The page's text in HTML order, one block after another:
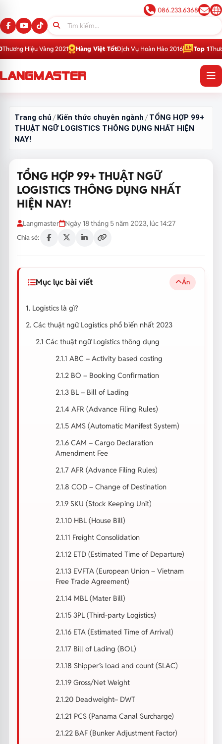
086.233.6368
Hàng Việt TốtDịch Vụ Hoàn Hảo 2016 Top 1 Thương Hiệu Giáo Dục
Trang chủ /Kiến thức chuyên ngành /TỔNG HỢP 99+
THUẬT NGỮ LOGISTICS THÔNG DỤNG NHẤT HIỆN
NAY!
TỔNG HỢP 99+ THUẬT NGỮ
LOGISTICS THÔNG DỤNG NHẤT
HIỆN NAY!
Langmaster Ngày 18 tháng 5 năm 2023, lúc 14:27
Chia sẻ:
Mục lục bài viết Ẩn
1. Logistics là gì?
2. Các thuật ngữ Logistics phổ biến nhất 2023
2.1 Các thuật ngữ Logistics thông dụng
2.1.1 ABC – Activity based costing
2.1.2 BO – Booking Confirmation
2.1.3 BL – Bill of Lading
2.1.4 AFR (Advance Filing Rules)
2.1.5 AMS (Automatic Manifest System)
2.1.6 CAM – Cargo Declaration
Amendment Fee
2.1.7 AFR (Advance Filing Rules)
2.1.8 COD – Change of Destination
2.1.9 SKU (Stock Keeping Unit)
2.1.10 HBL (House Bill)
2.1.11 Freight Consolidation
2.1.12 ETD (Estimated Time of Departure)
2.1.13 EVFTA (European Union – Vietnam
Free Trade Agreement)
2.1.14 MBL (Mater Bill)
2.1.15 3PL (Third-party Logistics)
2.1.16 ETA (Estimated Time of Arrival)
2.1.17 Bill of Lading (BOL)
2.1.18 Shipper’s load and count (SLAC)
2.1.19 Gross/Net Weight
2.1.20 Deadweight– DWT
2.1.21 PCS (Panama Canal Surcharge)
2.1.22 BAF (Bunker Adjustment Factor)